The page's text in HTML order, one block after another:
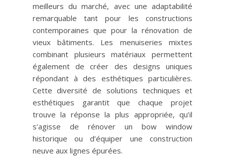
meilleurs du marché, avec une adaptabilité
remarquable tant pour les constructions
contemporaines que pour la rénovation de
vieux bâtiments. Les menuiseries mixtes
combinant plusieurs matériaux permettent
également de créer des designs uniques
répondant à des esthétiques particulières.
Cette diversité de solutions techniques et
esthétiques garantit que chaque projet
trouve la réponse la plus appropriée, qu’il
s’agisse de rénover un bow window
historique ou d’équiper une construction
neuve aux lignes épurées.